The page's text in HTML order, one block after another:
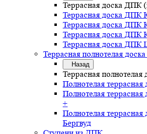
Террасная доска ДПК
Террасная доска ДПК
Террасная доска ДПК
Террасная доска ДПК
Террасная доска ДПК
Террасная полнотелая
Назад
Террасная
Полнотелая
Полнотелая террасная
+
Полнотелая террасная
Бергвуд